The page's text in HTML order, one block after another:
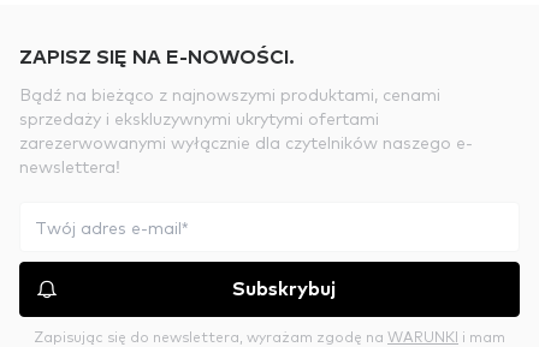
ZAPISZ SIĘ NA E-NOWOŚCI.
Bądź na bieżąco z najnowszymi produktami, cenami
sprzedaży i ekskluzywnymi ukrytymi ofertami
zarezerwowanymi wyłącznie dla czytelników naszego e-
newslettera!
Subskrybuj
Zapisując się do newslettera, wyrażam zgodę na WARUNKI i mam